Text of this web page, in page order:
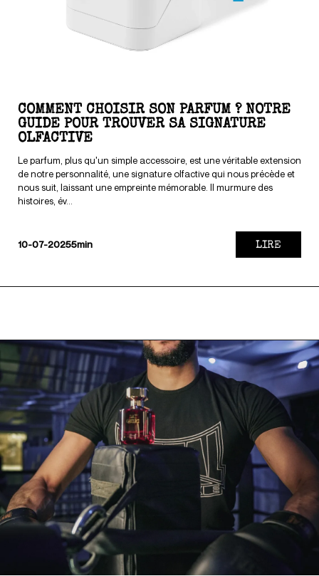
COMMENT CHOISIR SON PARFUM ? NOTRE
GUIDE POUR TROUVER SA SIGNATURE
OLFACTIVE
Le parfum, plus qu'un simple accessoire, est une véritable extension
de notre personnalité, une signature olfactive qui nous précède et
nous suit, laissant une empreinte mémorable. Il murmure des
histoires, év...
10-07-20255min LIRE